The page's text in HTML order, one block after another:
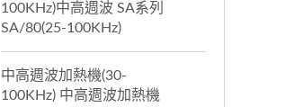
100KHz)中高週波 SA系列
SA/80(25-100KHz)
中高週波加熱機(30-
100KHz) 中高週波加熱機